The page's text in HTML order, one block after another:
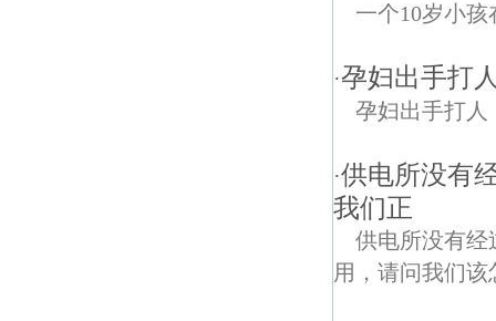
一个10岁小
·孕妇出手打
孕妇出手打人
·供电所没有
我们正
供电所没有经
用，请问我们该